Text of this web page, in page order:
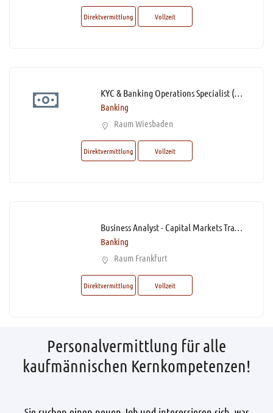
Direktvermittlung Vollzeit
KYC & Banking Operations Specialist (m/w/d)* – Firmenkundenbetreuung mit Homeoffice-Option
Banking
Raum Wiesbaden
Direktvermittlung Vollzeit
Business Analyst - Capital Markets Transformation (m/w/d)* mit Homeoffice Option
Banking
Raum Frankfurt
Direktvermittlung Vollzeit
Personalvermittlung für alle
kaufmännischen Kernkompetenzen!